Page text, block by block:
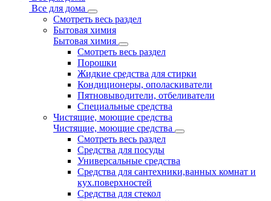
Все для дома
Смотреть весь раздел
Бытовая химия
Бытовая химия
Смотреть весь раздел
Порошки
Жидкие средства для стирки
Кондиционеры, ополаскиватели
Пятновыводители, отбеливатели
Специальные средства
Чистящие, моющие средства
Чистящие, моющие средства
Смотреть весь раздел
Средства для посуды
Универсальные средства
Средства для сантехники,ванных комнат и
кух.поверхностей
Средства для стекол